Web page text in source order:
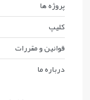
پروژه ها
کليپ
قوانين و مقررات
درباره ما